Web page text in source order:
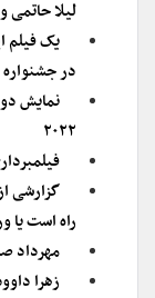
لیلا
یک فیلم
در جشنواره
نمایش
۲۰۲۲
گزارشی
راه است یا
مهرداد
زهرا